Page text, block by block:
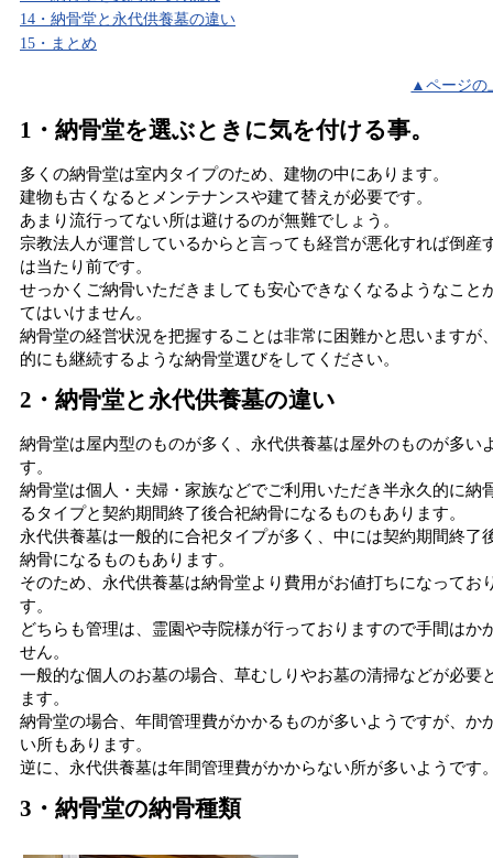
14・納骨堂と永代供養墓の違い
15・まとめ
▲ページの
1・納骨堂を選ぶときに気を付ける事。
多くの納骨堂は室内タイプのため、建物の中にあります。
建物も古くなるとメンテナンスや建て替えが必要です。
あまり流行ってない所は避けるのが無難でしょう。
宗教法人が運営しているからと言っても経営が悪化すれば倒産
は当たり前です。
せっかくご納骨いただきましても安心できなくなるようなこと
てはいけません。
納骨堂の経営状況を把握することは非常に困難かと思いますが
的にも継続するような納骨堂選びをしてください。
2・納骨堂と永代供養墓の違い
納骨堂は屋内型のものが多く、永代供養墓は屋外のものが多い
す。
納骨堂は個人・夫婦・家族などでご利用いただき半永久的に納
るタイプと契約期間終了後合祀納骨になるものもあります。
永代供養墓は一般的に合祀タイプが多く、中には契約期間終了
納骨になるものもあります。
そのため、永代供養墓は納骨堂より費用がお値打ちになってお
す。
どちらも管理は、霊園や寺院様が行っておりますので手間はか
せん。
一般的な個人のお墓の場合、草むしりやお墓の清掃などが必要
ます。
納骨堂の場合、年間管理費がかかるものが多いようですが、か
い所もあります。
逆に、永代供養墓は年間管理費がかからない所が多いようです
3・納骨堂の納骨種類